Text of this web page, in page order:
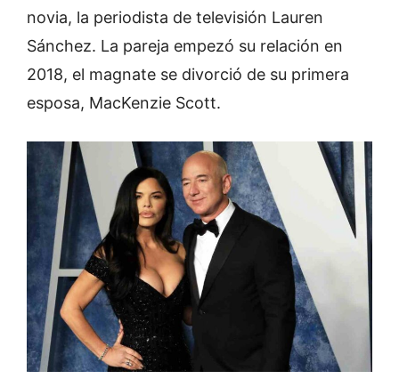
novia, la periodista de televisión Lauren
Sánchez. La pareja empezó su relación en
2018, el magnate se divorció de su primera
esposa, MacKenzie Scott.